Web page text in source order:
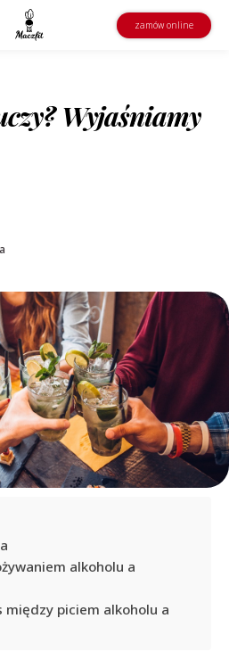
zamów online
Wyjaśniamy
alkoholu a
między piciem alkoholu a